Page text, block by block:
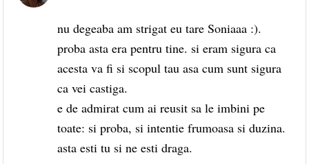
nu degeaba am strigat eu tare Soniaaa :).
proba asta era pentru tine. si eram sigura ca
acesta va fi si scopul tau asa cum sunt sigura
ca vei castiga.
e de admirat cum ai reusit sa le imbini pe
toate: si proba, si intentie frumoasa si duzina.
asta esti tu si ne esti draga.